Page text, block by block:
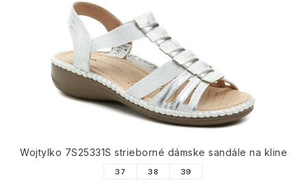
Wojtylko 7S25331S strieborné dámske sandále na kline
37 38 39